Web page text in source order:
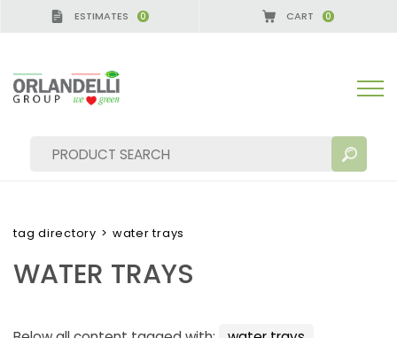
ESTIMATES 0 CART 0
SEARCH RESULTS:
tag directory > water trays
WATER TRAYS
GERMANY - SPONSOR